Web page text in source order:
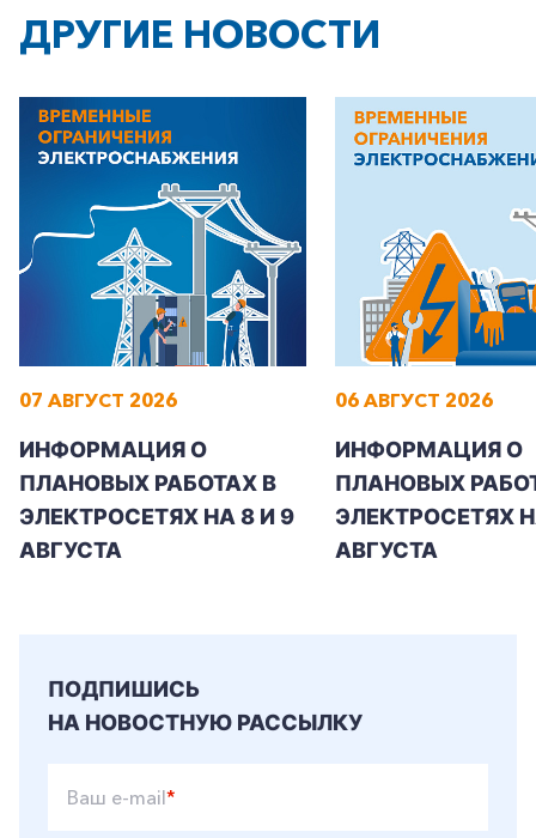
+7-800-700-24-57
Заказать обратный звонок
Частным клиентам
Корпоративным клиентам
ДРУГИЕ НОВОСТИ
07 АВГУСТ 2026
ИНФОРМАЦИЯ О
ПЛАНОВЫХ РАБОТАХ В
ЭЛЕКТРОСЕТЯХ НА 8 И 9
АВГУСТА
06 АВГУСТ 2026
ИНФОРМАЦИЯ О
ПЛАНОВЫХ
ЭЛЕКТРОСЕТЯХ
АВГУСТА
ПОДПИШИСЬ
НА НОВОСТНУЮ РАССЫЛКУ
Ваш e-mail*